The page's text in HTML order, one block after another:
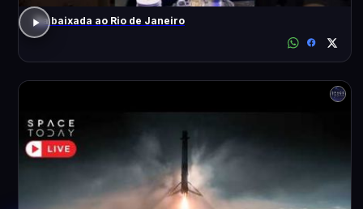
Da baixada ao Rio de Janeiro